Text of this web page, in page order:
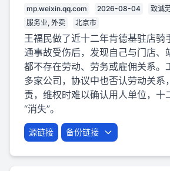
mp.weixin.qq.com 2026-08-04 致诚
服务业, 外卖
北京市
王福民做了近十二年肯德基驻店
通事故受伤后，发现自己与门店、
都不存在劳动、劳务或雇佣关系。
多家公司，协议中也否认劳动关系
责，维权时难以确认用人单位，十
“消失”。
源链接 备份链接